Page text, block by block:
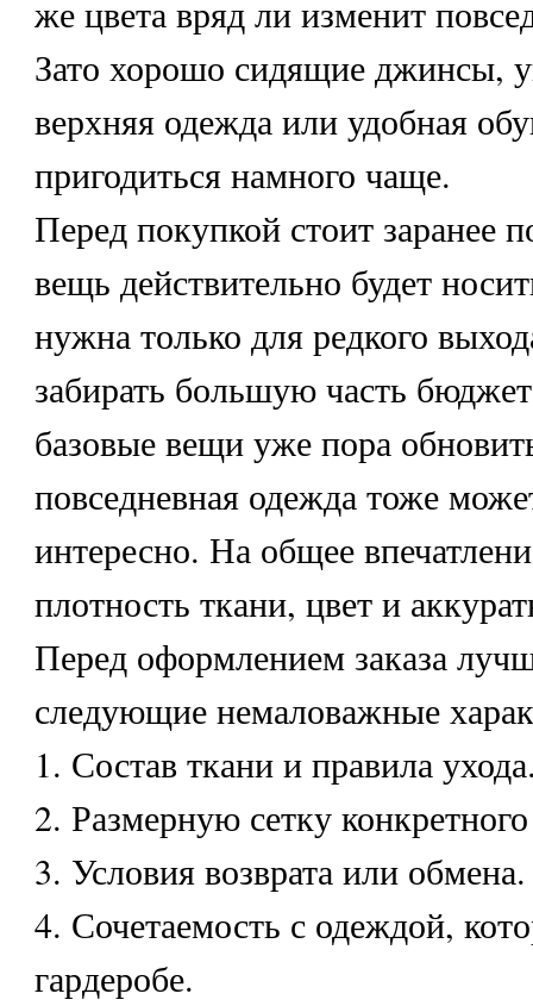
же цвета вряд ли изменит
Зато хорошо сидящие джинсы,
верхняя одежда или удобная
пригодиться намного чаще.
Перед покупкой стоит заранее
вещь действительно будет
нужна только для редкого
забирать большую часть
базовые вещи уже пора
повседневная одежда тоже
интересно. На общее
плотность ткани, цвет и
Перед оформлением заказа
следующие немаловажные
1. Состав ткани и правила
2. Размерную сетку
3. Условия возврата или обмена.
4. Сочетаемость с одеждой,
гардеробе.